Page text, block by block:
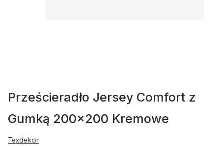
Prześcieradło Jersey Comfort z
Gumką 200x200 Kremowe
Texdekor